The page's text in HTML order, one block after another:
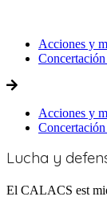
Acciones y
Acciones y
Lucha y
El CALACS est